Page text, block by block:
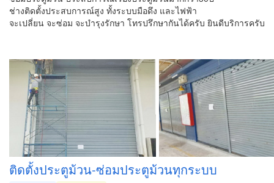
ช่างติดตั้งประสบการณ์สูง ทั้งระบบมือดึง และไฟฟ้า
จะเปลี่ยน จะซ่อม จะบำรุงรักษา โทรปรึกษากันได้ครับ ยินดีบริการครับ
ติดตั้งประตูม้วน-ซ่อมประตูม้วนทุกระบบ